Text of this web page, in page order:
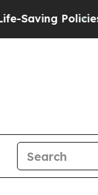
Policies